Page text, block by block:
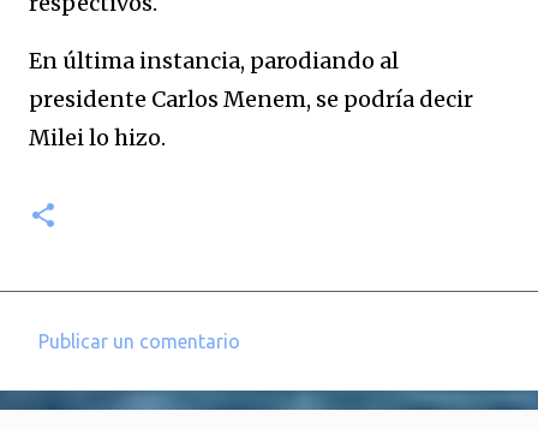
En última instancia, parodiando al
presidente Carlos Menem, se podría decir
Milei lo hizo.
Publicar un comentario